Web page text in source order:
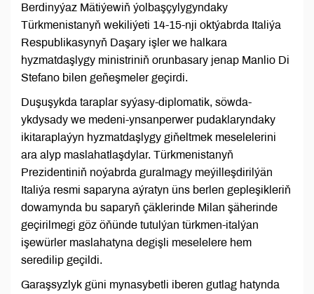
Berdinyýaz Mätiýewiň ýolbaşçylygyndaky
Türkmenistanyň wekiliýeti 14-15-nji oktýabrda Italiýa
Respublikasynyň Daşary işler we halkara
hyzmatdaşlygy ministriniň orunbasary jenap Manlio Di
Stefano bilen geňeşmeler geçirdi.
Duşuşykda taraplar syýasy-diplomatik, söwda-
ykdysady we medeni-ynsanperwer pudaklaryndaky
ikitaraplaýyn hyzmatdaşlygy giňeltmek meselelerini
ara alyp maslahatlaşdylar. Türkmenistanyň
Prezidentiniň noýabrda guralmagy meýilleşdirilýän
Italiýa resmi saparyna aýratyn üns berlen gepleşikleriň
dowamynda bu saparyň çäklerinde Milan şäherinde
geçirilmegi göz öňünde tutulýan türkmen-italýan
işewürler maslahatyna degişli meselelere hem
seredilip geçildi.
Garaşsyzlyk güni mynasybetli iberen gutlag hatynda